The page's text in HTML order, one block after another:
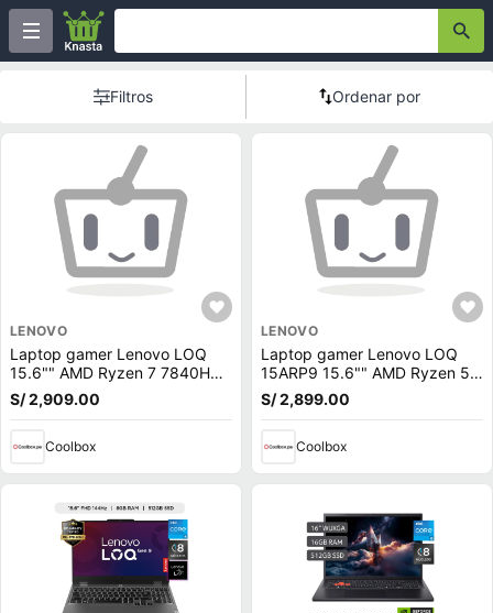
Filtros Ordenar por
LENOVO
Laptop gamer Lenovo LOQ
15.6"" AMD Ryzen 7 7840HS,
512GB SSD, 16GB RAM, RTX
4050 6GB, Win11 Home, gris
S/ 2,909.00
Coolbox
LENOVO
Laptop gamer Lenovo LOQ
15ARP9 15.6"" AMD Ryzen 5-
7235HS, 512GB SSD, 12GB
RAM, GeForce RTX 3050,
S/ 2,899.00
Coolbox